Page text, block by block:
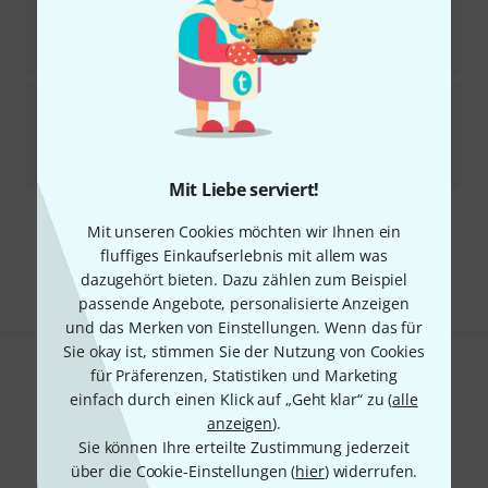
Mit Liebe serviert!
Mit unseren Cookies möchten wir Ihnen ein
fluffiges Einkaufserlebnis mit allem was
dazugehört bieten. Dazu zählen zum Beispiel
passende Angebote, personalisierte Anzeigen
und das Merken von Einstellungen. Wenn das für
Sie okay ist, stimmen Sie der Nutzung von Cookies
für Präferenzen, Statistiken und Marketing
einfach durch einen Klick auf „Geht klar“ zu (alle
anzeigen).
Sie können Ihre erteilte Zustimmung jederzeit
über die Cookie-Einstellungen (hier) widerrufen.
In 7–9 Wochen lieferbar
€
Lace PickupsFinger Burners Set Burnt CH
19
In 3–4 Wochen lieferbar
Kostenloser Versand ab 29 €
Alle Preise inkl. MwSt.
Gefällt Ihnen, was Sie sehen?
Hilfe & Feedback